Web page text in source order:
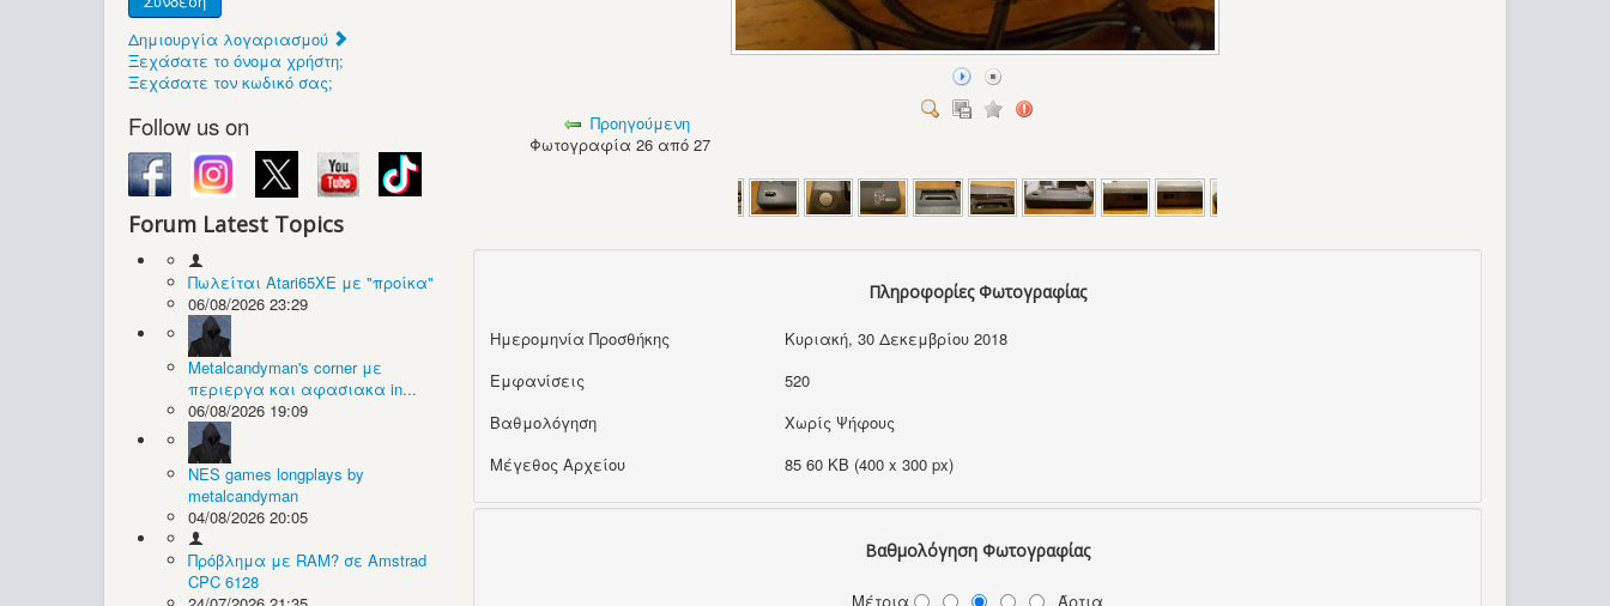
Δημιουργία λογαριασμού
Ξεχάσατε το όνομα χρήστη;
Ξεχάσατε τον κωδικό σας;
Follow us on
Forum Latest Topics
Πωλείται Atari65XE με "προίκα"
06/08/2026 23:29
Metalcandyman's corner με
περιεργα και αφασιακα in...
06/08/2026 19:09
NES games longplays by
metalcandyman
04/08/2026 20:05
Πρόβλημα με RAM? σε Amstrad
CPC 6128
Προηγούμενη
Φωτογραφία 26 από 27
Πληροφορίες Φωτογραφίας
Ημερομηνία Προσθήκης
Κυριακή, 30 Δεκεμβρίου 2018
Εμφανίσεις
520
Βαθμολόγηση
Χωρίς Ψήφους
Μέγεθος Αρχείου
85 60 KB (400 x 300 px)
Βαθμολόγηση Φωτογραφίας
Μέτρια Άρτια